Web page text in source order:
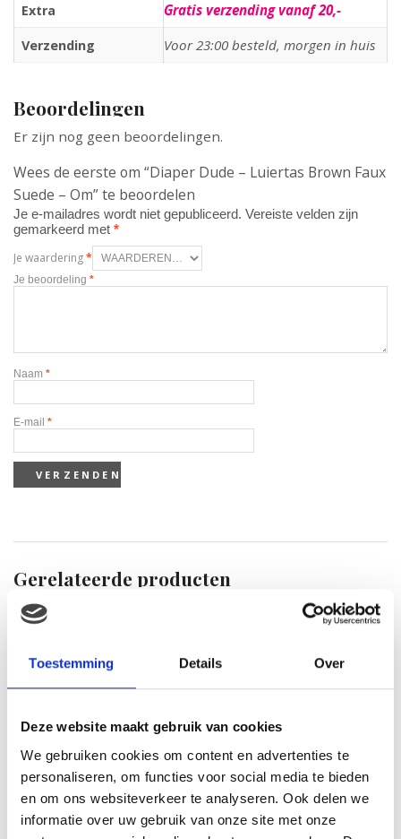
Toestemming Details Over
Deze website maakt gebruik van cookies
We gebruiken cookies om content en advertenties te
personaliseren, om functies voor social media te bieden
en om ons websiteverkeer te analyseren. Ook delen we
informatie over uw gebruik van onze site met onze
Extra Gratis verzending vanaf 20,-
Verzending Voor 23:00 besteld, morgen in huis
Beoordelingen
Er zijn nog geen beoordelingen.
Wees de eerste om “Diaper Dude – Luiertas Brown Faux
Suede – Om” te beoordelen
Je e-mailadres wordt niet gepubliceerd. Vereiste velden zijn
gemarkeerd met *
Je waardering*
Je beoordeling *
Naam *
E-mail *
Gerelateerde producten